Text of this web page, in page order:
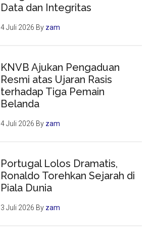
Data dan Integritas
4 Juli 2026 By zam
KNVB Ajukan Pengaduan
Resmi atas Ujaran Rasis
terhadap Tiga Pemain
Belanda
4 Juli 2026 By zam
Portugal Lolos Dramatis,
Ronaldo Torehkan Sejarah di
Piala Dunia
3 Juli 2026 By zam